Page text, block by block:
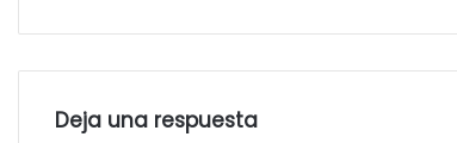
Deja una respuesta